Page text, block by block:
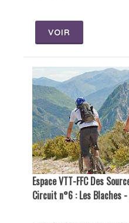
VOIR
Espace VTT-FFC Des
Circuit n°6 : Les Blaches -